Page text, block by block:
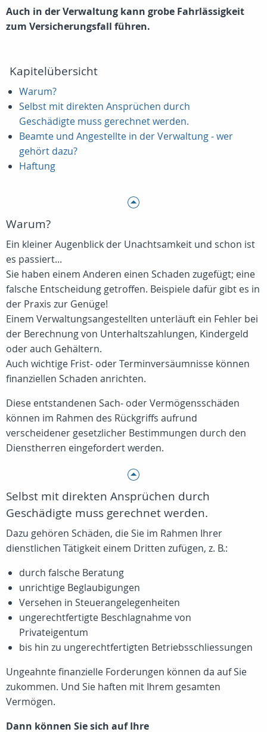
Auch in der Verwaltung kann grobe Fahrlässigkeit
zum Versicherungsfall führen.
Kapitelübersicht
Warum?
Selbst mit direkten Ansprüchen durch
Geschädigte muss gerechnet werden.
Beamte und Angestellte in der Verwaltung - wer
gehört dazu?
Haftung
Warum?
Ein kleiner Augenblick der Unachtsamkeit und schon ist
es passiert...
Sie haben einem Anderen einen Schaden zugefügt; eine
falsche Entscheidung getroffen. Beispiele dafür gibt es in
der Praxis zur Genüge!
Einem Verwaltungsangestellten unterläuft ein Fehler bei
der Berechnung von Unterhaltszahlungen, Kindergeld
oder auch Gehältern.
Auch wichtige Frist- oder Terminversäumnisse können
finanziellen Schaden anrichten.
Diese entstandenen Sach- oder Vermögensschäden
können im Rahmen des Rückgriffs aufrund
verscheidener gesetzlicher Bestimmungen durch den
Dienstherren eingefordert werden.
Selbst mit direkten Ansprüchen durch
Geschädigte muss gerechnet werden.
Dazu gehören Schäden, die Sie im Rahmen Ihrer
dienstlichen Tätigkeit einem Dritten zufügen, z. B.:
durch falsche Beratung
unrichtige Beglaubigungen
Versehen in Steuerangelegenheiten
ungerechtfertigte Beschlagnahme von
Privateigentum
bis hin zu ungerechtfertigten Betriebsschliessungen
Ungeahnte finanzielle Forderungen können da auf Sie
zukommen. Und Sie haften mit Ihrem gesamten
Vermögen.
Dann können Sie sich auf Ihre